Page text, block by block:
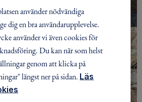
använder nödvändiga
dig en bra användarupplevelse.
använder vi även cookies för
Du kan när som helst
genom att klicka på
längst ner på sidan. Läs